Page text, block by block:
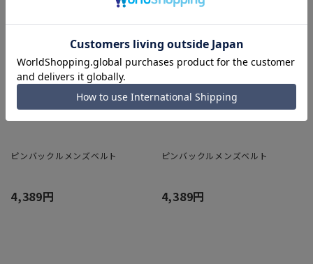
ピンバックルメンズベルト
4,389円
ピンバックルメンズベルト
4,389円